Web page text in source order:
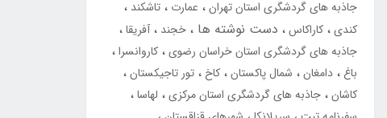
جاذبه های گردشگری استان تهران عمارت تاشکند
کندی کاراکاس دست نوشته ها خجند آفریقا
جاذبه های گردشگری استان خراسان رضوی کاروانسرا
باغ دامغان شمال پاکستان کاخ تور تاجیکستان
کاشان جاذبه های گردشگری استان مرکزی لهاسا